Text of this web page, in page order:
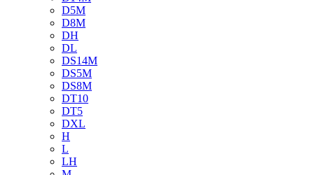
D5M
D8M
DH
DL
DS14M
DS5M
DS8M
DT10
DT5
DXL
H
L
LH